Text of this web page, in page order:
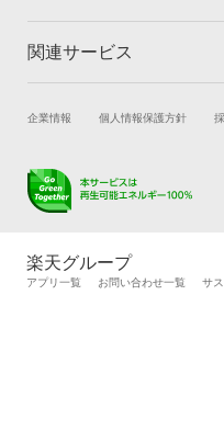
つくばみらい市
土浦市
取手市
那珂郡
トップ
車検の基礎知識
関連サービス
試乗・商談
キズ修理予約
メンテナンス管理
タイヤ交換サービス
自動車カタログ
企業情報 個人情報保護方針
楽天グループ
アプリ一覧 お問い合わせ一覧 サ